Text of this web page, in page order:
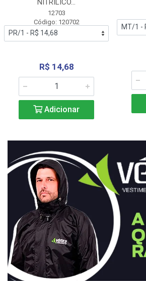
NITRÍLICO...
12703
Código: 120702
R$ 14,68
Adicionar